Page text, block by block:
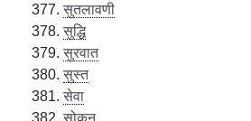
सुतलावणी
सुद्धि
सुरवात
सुस्त
सेवा
सोकुन